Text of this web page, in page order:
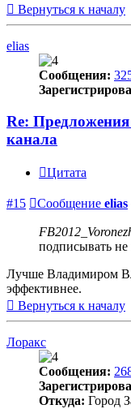
Вернуться к началу
elias
Сообщения:
Re:
канала
Цитата
#15 Сообщение elias
подписывать не
Лучше Владимиром
эффективнее.
Вернуться к началу
Лоракс
Сообщения:
Откуда: Город